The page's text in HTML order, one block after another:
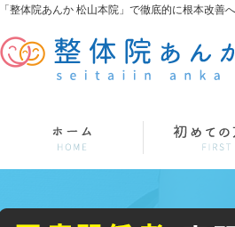
「整体院あんか 松山本院」で徹底的に根本改善へ